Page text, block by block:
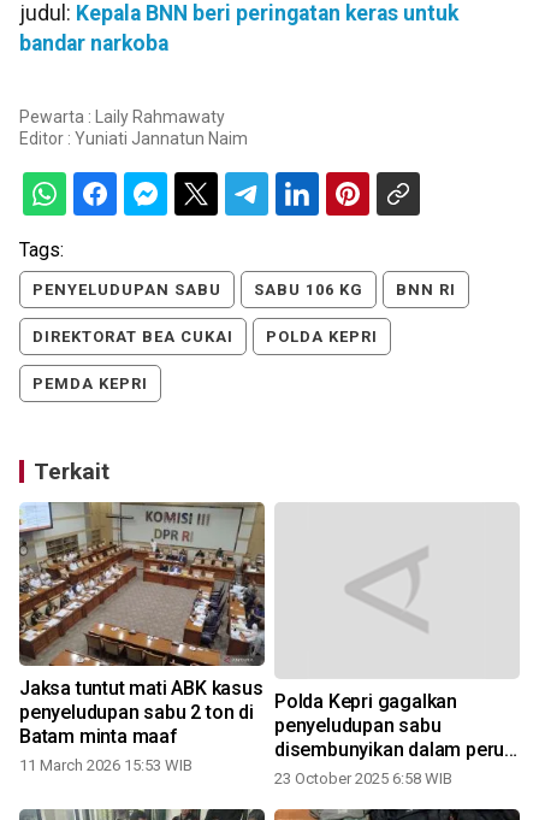
judul: Kepala BNN beri peringatan keras untuk
bandar narkoba
Pewarta : Laily Rahmawaty
Editor : Yuniati Jannatun Naim
Tags:
PENYELUDUPAN SABU SABU 106 KG BNN RI
DIREKTORAT BEA CUKAI POLDA KEPRI
PEMDA KEPRI
Terkait
Jaksa tuntut mati ABK kasus
penyeludupan sabu 2 ton di
Batam minta maaf
11 March 2026 15:53 WIB
Polda Kepri gagalkan
penyeludupan sabu
disembunyikan dalam perut
penumpang pesawat
23 October 2025 6:58 WIB